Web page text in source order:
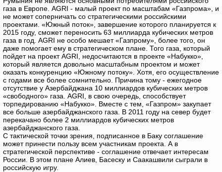
газа в Европе. AGRI - малый проект по масштабам «Газпрома», и
не может соперничать со стратегическими российскими
проектами. «Южный поток», завершение которого планируется к
2015 году, сможет переносить 63 миллиарда кубических метров
газа в год. AGRI не особо мешает «Газпрому», более того, он
даже помогает ему в стратегическом плане. Того газа, который
пойдет на проект AGRI, недосчитаются в проекте «Набукко»,
который является довольно масштабным проектом и может
оказать конкуренцию «Южному потоку». Хотя, его осуществление
с годами все более сомнительно. Причина тому - ежегодное
отсутствие у Азербайджана 10 миллиардов кубических метров
«свободного» газа. AGRI, в свою очередь, способствует
торпедированию «Набукко». Вместе с тем, «Газпром» закупает
все больше азербайджанского газа. В 2011 году на север будет
перекачано более 2 миллиардов кубических метров
азербайджанского газа.
С тактической точки зрения, подписанное в Баку соглашение
может принести пользу всем участникам проекта. А в
стратегической перспективе - соглашение отвечает интересам
России. В этом плане Алиев, Басеску и Саакашвили сыграли в
российскую игру.